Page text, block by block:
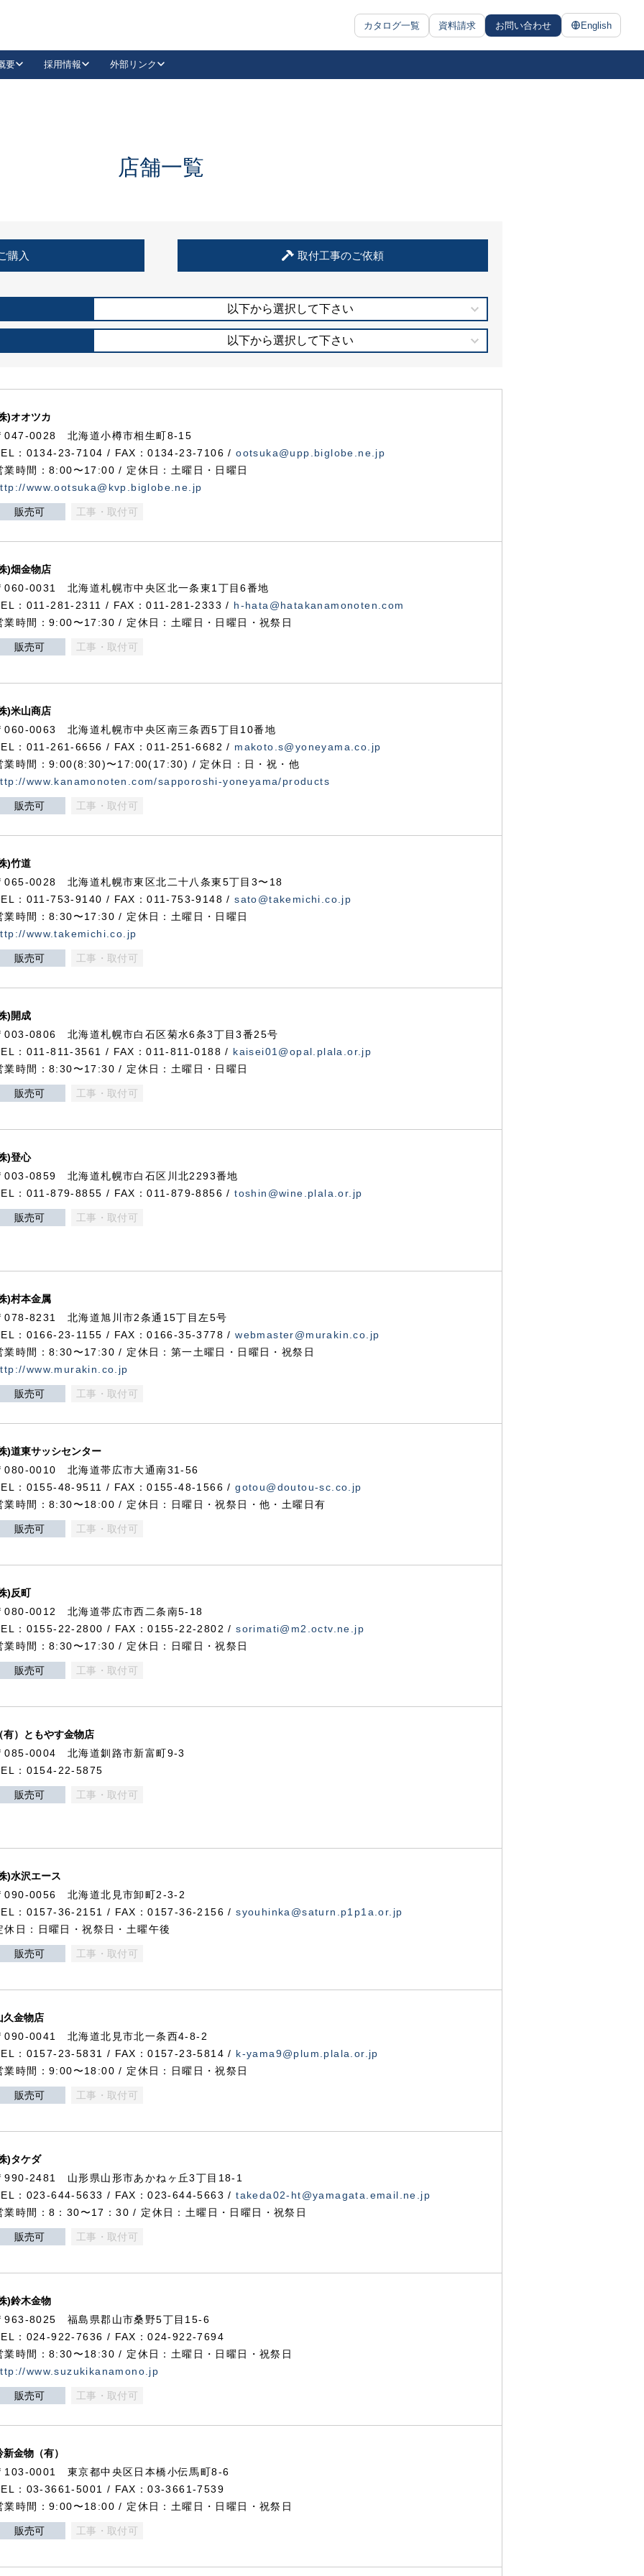
カタログ一覧 資料請求 お問い合わせ English
抗ウイルス・抗菌製品
要 採用情報 外部リンク
LinkedIn
住宅使用部材標準化推進協議会
店舗一覧
購入 取付工事のご依頼
以下から選択して下さい
以下から選択して下さい
)オオツカ
047-0028 北海道小樽市相生町8-15
：0134-23-7104 / FAX：0134-23-7106 /ootsuka@upp.biglobe.ne.jp
業時間：8:00〜17:00 / 定休日：土曜日・日曜日
www.ootsuka@kvp.biglobe.ne.jp
販売可 工事・取付可
)畑金物店
060-0031 北海道札幌市中央区北一条東1丁目6番地
：011-281-2311 / FAX：011-281-2333 / h-hata@hatakanamonoten.com
業時間：9:00〜17:30 / 定休日：土曜日・日曜日・祝祭日
販売可 工事・取付可
)米山商店
060-0063 北海道札幌市中央区南三条西5丁目10番地
：011-261-6656 / FAX：011-251-6682 / makoto.s@yoneyama.co.jp
業時間：9:00(8:30)〜17:00(17:30) / 定休日：日・祝・他
www.kanamonoten.com/sapporoshi-yoneyama/products
販売可 工事・取付可
)竹道
065-0028 北海道札幌市東区北二十八条東5丁目3〜18
：011-753-9140 / FAX：011-753-9148 /sato@takemichi.co.jp
業時間：8:30〜17:30 / 定休日：土曜日・日曜日
www.takemichi.co.jp
販売可 工事・取付可
)開成
003-0806 北海道札幌市白石区菊水6条3丁目3番25号
：011-811-3561 / FAX：011-811-0188 / kaisei01@opal.plala.or.jp
業時間：8:30〜17:30 / 定休日：土曜日・日曜日
販売可 工事・取付可
)登心
003-0859 北海道札幌市白石区川北2293番地
：011-879-8855 / FAX：011-879-8856 /toshin@wine.plala.or.jp
販売可 工事・取付可
)村本金属
078-8231 北海道旭川市2条通15丁目左5号
：0166-23-1155 / FAX：0166-35-3778 /webmaster@murakin.co.jp
業時間：8:30〜17:30 / 定休日：第一土曜日・日曜日・祝祭日
www.murakin.co.jp
販売可 工事・取付可
)道東サッシセンター
080-0010 北海道帯広市大通南31-56
：0155-48-9511 / FAX：0155-48-1566 /gotou@doutou-sc.co.jp
業時間：8:30〜18:00 / 定休日：日曜日・祝祭日・他・土曜日有
販売可 工事・取付可
)反町
080-0012 北海道帯広市西二条南5-18
：0155-22-2800 / FAX：0155-22-2802 /sorimati@m2.octv.ne.jp
業時間：8:30〜17:30 / 定休日：日曜日・祝祭日
販売可 工事・取付可
有）ともやす金物店
085-0004 北海道釧路市新富町9-3
：0154-22-5875
販売可 工事・取付可
)水沢エース
090-0056 北海道北見市卸町2-3-2
：0157-36-2151 / FAX：0157-36-2156 /syouhinka@saturn.p1p1a.or.jp
休日：日曜日・祝祭日・土曜午後
販売可 工事・取付可
久金物店
090-0041 北海道北見市北一条西4-8-2
：0157-23-5831 / FAX：0157-23-5814 / k-yama9@plum.plala.or.jp
業時間：9:00〜18:00 / 定休日：日曜日・祝祭日
販売可 工事・取付可
)タケダ
990-2481 山形県山形市あかねヶ丘3丁目18-1
：023-644-5633 / FAX：023-644-5663 /takeda02-ht@yamagata.email.ne.jp
業時間：8：30〜17：30 / 定休日：土曜日・日曜日・祝祭日
販売可 工事・取付可
)鈴木金物
963-8025 福島県郡山市桑野5丁目15-6
：024-922-7636 / FAX：024-922-7694
業時間：8:30〜18:30 / 定休日：土曜日・日曜日・祝祭日
www.suzukikanamono.jp
販売可 工事・取付可
新金物（有）
103-0001 東京都中央区日本橋小伝馬町8-6
：03-3661-5001 / FAX：03-3661-7539
業時間：9:00〜18:00 / 定休日：土曜日・日曜日・祝祭日
販売可 工事・取付可